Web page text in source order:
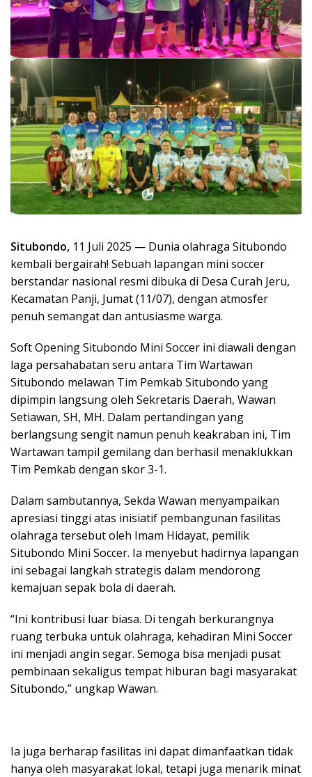
Situbondo, 11 Juli 2025 — Dunia olahraga Situbondo
kembali bergairah! Sebuah lapangan mini soccer
berstandar nasional resmi dibuka di Desa Curah Jeru,
Kecamatan Panji, Jumat (11/07), dengan atmosfer
penuh semangat dan antusiasme warga.
Soft Opening Situbondo Mini Soccer ini diawali dengan
laga persahabatan seru antara Tim Wartawan
Situbondo melawan Tim Pemkab Situbondo yang
dipimpin langsung oleh Sekretaris Daerah, Wawan
Setiawan, SH, MH. Dalam pertandingan yang
berlangsung sengit namun penuh keakraban ini, Tim
Wartawan tampil gemilang dan berhasil menaklukkan
Tim Pemkab dengan skor 3-1.
Dalam sambutannya, Sekda Wawan menyampaikan
apresiasi tinggi atas inisiatif pembangunan fasilitas
olahraga tersebut oleh Imam Hidayat, pemilik
Situbondo Mini Soccer. Ia menyebut hadirnya lapangan
ini sebagai langkah strategis dalam mendorong
kemajuan sepak bola di daerah.
“Ini kontribusi luar biasa. Di tengah berkurangnya
ruang terbuka untuk olahraga, kehadiran Mini Soccer
ini menjadi angin segar. Semoga bisa menjadi pusat
pembinaan sekaligus tempat hiburan bagi masyarakat
Situbondo,” ungkap Wawan.
Ia juga berharap fasilitas ini dapat dimanfaatkan tidak
hanya oleh masyarakat lokal, tetapi juga menarik minat